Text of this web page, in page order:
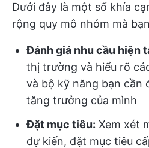
Dưới đây là một số khía
rộng quy mô nhóm mà
Đánh giá nhu cầu hiện
thị trường và hiểu rõ
và bộ kỹ năng bạn cần
tăng trưởng của mình
Đặt mục tiêu: Xem xét
dự kiến, đặt mục tiêu